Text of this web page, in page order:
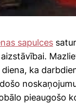
sapulces
ka
pieaugošo